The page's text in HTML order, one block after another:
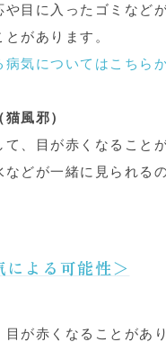
や目に入ったゴミなど
があります。
病気についてはこちら
風邪）
て、目が赤くなること
どが一緒に見られる
による可能性＞
目が赤くなることがあ